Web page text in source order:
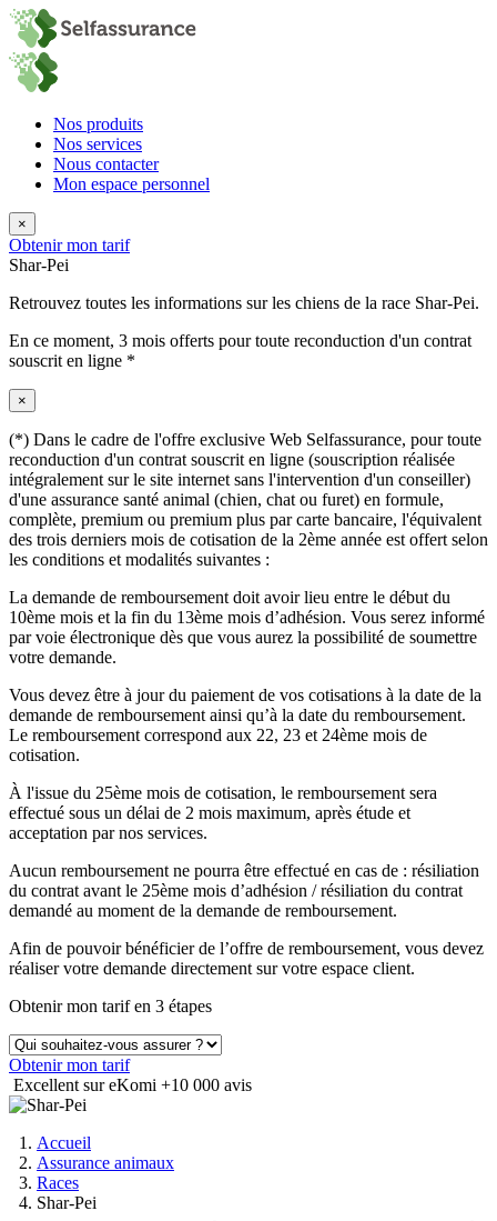
Nos produits
Nos services
Nous contacter
Mon espace personnel
×
Obtenir mon tarif
Shar-Pei
Retrouvez toutes les informations sur les chiens de la race Shar-Pei.
En ce moment, 3 mois offerts pour toute reconduction d'un contrat
souscrit en ligne *
×
(*) Dans le cadre de l'offre exclusive Web Selfassurance, pour toute
reconduction d'un contrat souscrit en ligne (souscription réalisée
intégralement sur le site internet sans l'intervention d'un conseiller)
d'une assurance santé animal (chien, chat ou furet) en formule,
complète, premium ou premium plus par carte bancaire, l'équivalent
des trois derniers mois de cotisation de la 2ème année est offert selon
les conditions et modalités suivantes :
La demande de remboursement doit avoir lieu entre le début du
10ème mois et la fin du 13ème mois d’adhésion. Vous serez informé
par voie électronique dès que vous aurez la possibilité de soumettre
votre demande.
Vous devez être à jour du paiement de vos cotisations à la date de la
demande de remboursement ainsi qu’à la date du remboursement.
Le remboursement correspond aux 22, 23 et 24ème mois de
cotisation.
À l'issue du 25ème mois de cotisation, le remboursement sera
effectué sous un délai de 2 mois maximum, après étude et
acceptation par nos services.
Aucun remboursement ne pourra être effectué en cas de : résiliation
du contrat avant le 25ème mois d’adhésion / résiliation du contrat
demandé au moment de la demande de remboursement.
Afin de pouvoir bénéficier de l’offre de remboursement, vous devez
réaliser votre demande directement sur votre espace client.
Obtenir mon tarif en 3 étapes
Obtenir mon tarif
Excellent sur eKomi +10 000 avis
Accueil
Assurance animaux
Races
Shar-Pei